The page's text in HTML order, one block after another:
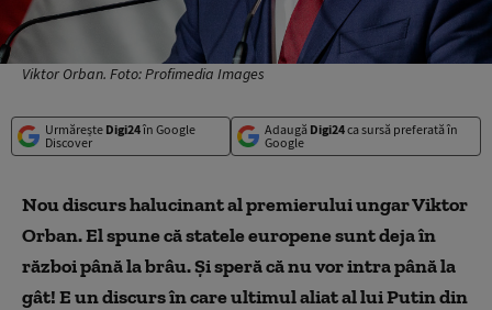
Viktor Orban. Foto: Profimedia Images
Urmărește Digi24în Google
Discover
Adaugă Digi24ca sursă preferată în
Google
Nou discurs halucinant al premierului ungar Viktor
Orban. El spune că statele europene sunt deja în
război până la brâu. Și speră că nu vor intra până la
gât! E un discurs în care ultimul aliat al lui Putin din